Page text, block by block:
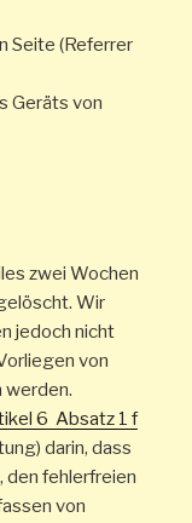
Seite (Referrer
Geräts von
zwei Wochen
Wir
jedoch nicht
von
werden.
6 Absatz 1 f
darin, dass
fehlerfreien
von